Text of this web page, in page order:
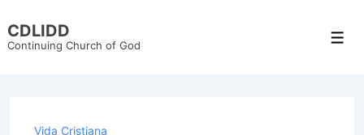
Skip
CDLIDD
Continuing Church of God
Vida Cristiana